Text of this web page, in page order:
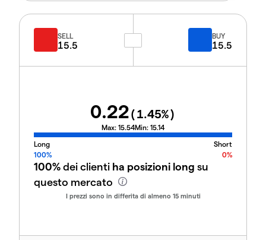
SELL
15.5
BUY
15.5
0.22(1.45%)
Max: 15.54Min: 15.14
Long
Short
100%
0%
100%dei clienti ha posizioni long su
questo mercato
I prezzi sono in differita di almeno 15 minuti